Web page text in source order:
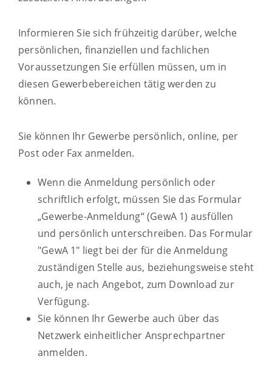
Informieren Sie sich frühzeitig darüber, welche
persönlichen, finanziellen und fachlichen
Voraussetzungen Sie erfüllen müssen, um in
diesen Gewerbebereichen tätig werden zu
können.
Sie können Ihr Gewerbe persönlich, online, per
Post oder Fax anmelden.
Wenn die Anmeldung persönlich oder
schriftlich erfolgt, müssen Sie das Formular
„Gewerbe-Anmeldung“ (GewA 1) ausfüllen
und persönlich unterschreiben. Das Formular
"GewA 1" liegt bei der für die Anmeldung
zuständigen Stelle aus, beziehungsweise steht
auch, je nach Angebot, zum Download zur
Verfügung.
Sie können Ihr Gewerbe auch über das
Netzwerk einheitlicher Ansprechpartner
anmelden.